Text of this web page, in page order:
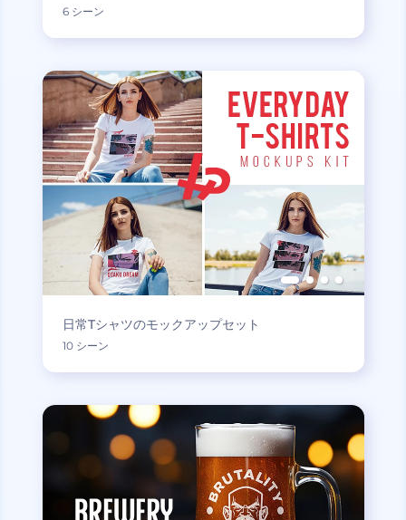
6 シーン
日常Tシャツのモックアップセット
10 シーン